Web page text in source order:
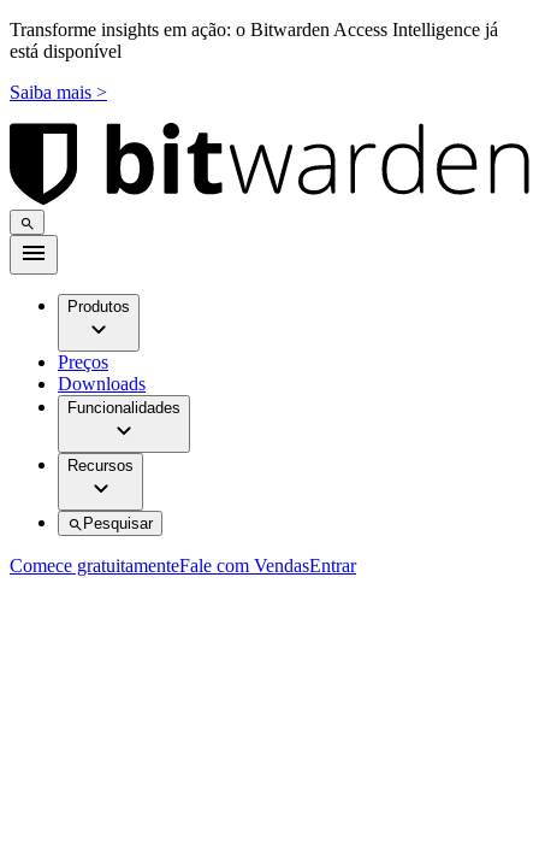
Transforme insights em ação: o Bitwarden Access Intelligence já
está disponível
Saiba mais >
Produtos
Preços
Downloads
Funcionalidades
Recursos
Pesquisar
Comece gratuitamenteFale com VendasEntrar